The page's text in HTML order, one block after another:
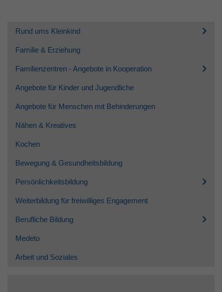
Rund ums Kleinkind
Familie & Erziehung
Familienzentren - Angebote in Kooperation
Angebote für Kinder und Jugendliche
Angebote für Menschen mit Behinderungen
Nähen & Kreatives
Kochen
Bewegung & Gesundheitsbildung
Persönlichkeitsbildung
Weiterbildung für freiwilliges Engagement
Berufliche Bildung
Medeto
Arbeit und Soziales